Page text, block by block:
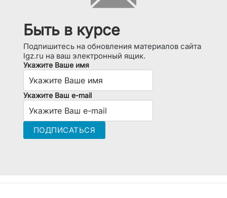
Быть в курсе
Подпишитесь на обновления материалов сайта
lgz.ru на ваш электронный ящик.
Укажите Ваше имя
Укажите Ваш e-mail